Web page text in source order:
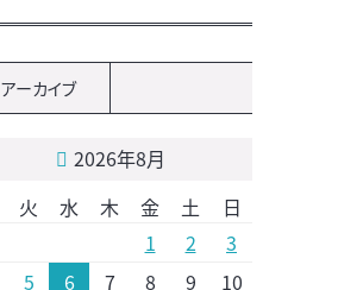
アーカイブ
2026年8月
火 水 木 金 土
日
1
2
3
5 6 7 8 9 10